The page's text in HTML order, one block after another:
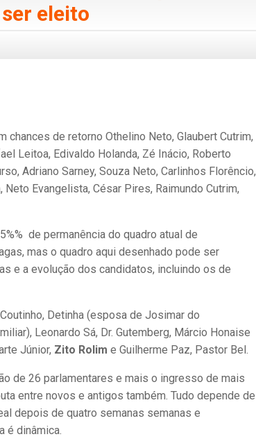
eleito
de retorno Othelino Neto, Glaubert Cutrim,
Leitoa, Edivaldo Holanda, Zé Inácio, Roberto
Adriano Sarney, Souza Neto, Carlinhos Florêncio,
Evangelista, César Pires, Raimundo Cutrim,
de permanência do quadro atual de
mas o quadro aqui desenhado pode ser
e a evolução dos candidatos, incluindo os de
Detinha (esposa de Josimar do
Leonardo Sá, Dr. Gutemberg, Márcio Honaise
Júnior, Zito Rolim e Guilherme Paz, Pastor Bel.
de 26 parlamentares e mais o ingresso de mais
entre novos e antigos também. Tudo depende de
depois de quatro semanas semanas e
é dinâmica.